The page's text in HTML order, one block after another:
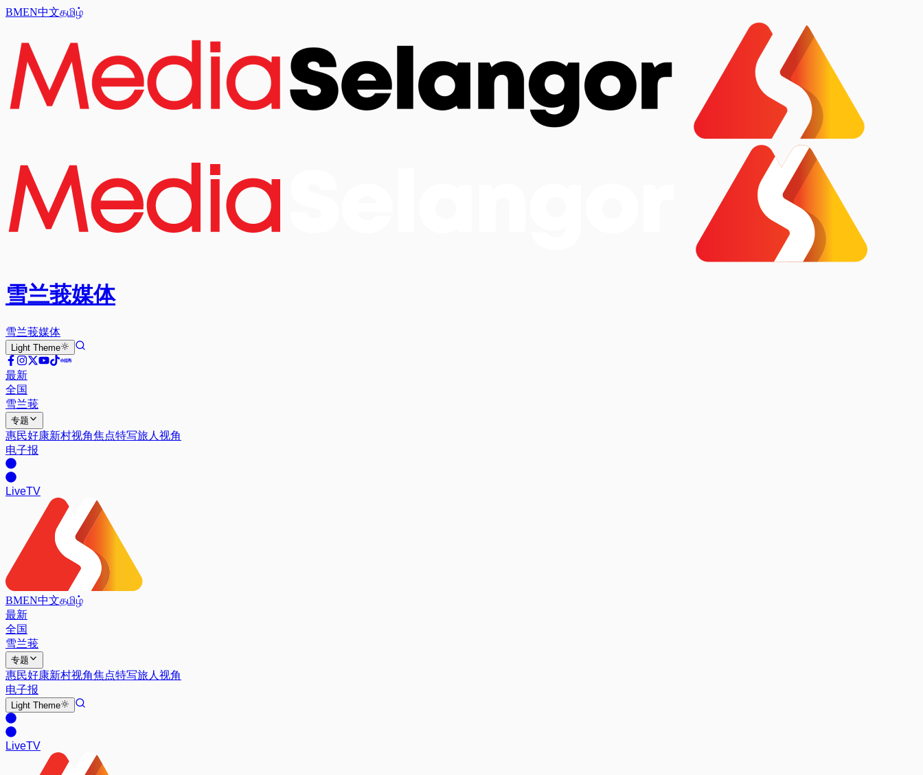
BMEN中文தமிழ்
雪兰莪媒体
雪兰莪媒体
Light Theme
最新
全国
雪兰莪
专题
惠民好康新村视角焦点特写旅人视角
电子报
LiveTV
BMEN中文தமிழ்
最新
全国
雪兰莪
专题
惠民好康新村视角焦点特写旅人视角
电子报
Light Theme
LiveTV